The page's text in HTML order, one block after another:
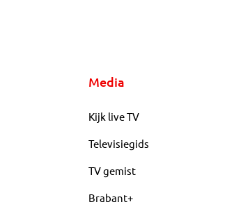
Media
Kijk live TV
Televisiegids
TV gemist
Brabant+